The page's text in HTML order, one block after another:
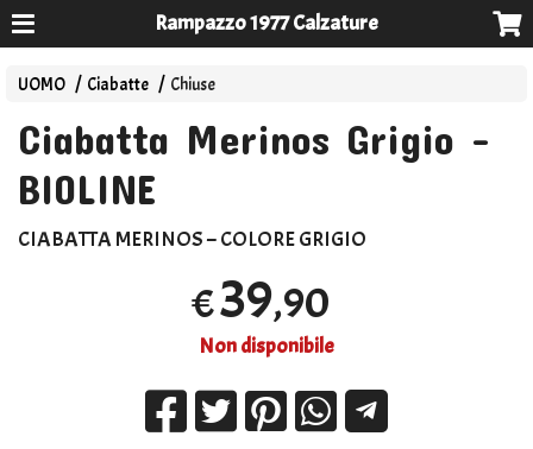
Rampazzo 1977 Calzature
UOMO Ciabatte Chiuse
Ciabatta Merinos Grigio -
BIOLINE
CIABATTAMERINOS–COLOREGRIGIO
€39,90
Non disponibile